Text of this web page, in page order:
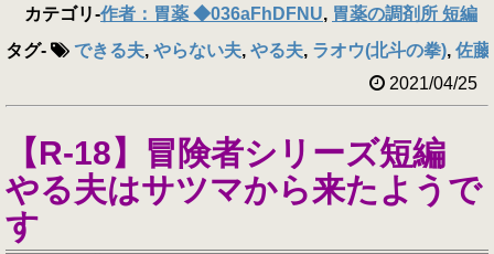
カテゴリ-作者：胃薬 ◆036aFhDFNU, 胃薬の調剤所 短編
タグ- できる夫, やらない夫, やる夫, ラオウ(北斗の拳), 佐
2021/04/25
【R-18】冒険者シリーズ短編
やる夫はサツマから来たようで
す